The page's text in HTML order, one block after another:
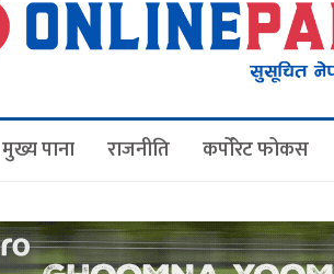
मुख्य पाना राजनीति कर्पोरेट फोकस